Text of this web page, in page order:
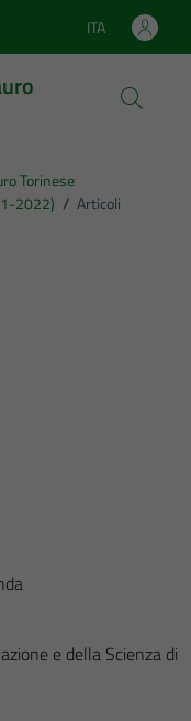
Lingua attiva:
ITA
Torinese
2022) / Articoli
e della Scienza di